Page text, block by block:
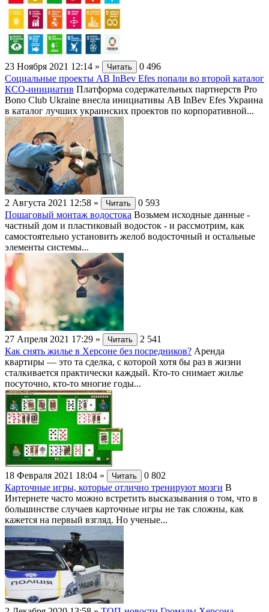
23 Ноября 2021 12:14 » Читать 0 496
Социальные проекты AB InBev Efes попали во второй каталог
КСО-инициатив Платформа содержательных партнерств Pro
Bono Club Ukraine внесла инициативы AB InBev Efes Украина
в каталог лучших украинских проектов по корпоративной...
2 Августа 2021 12:58 » Читать 0 593
Пошаговый монтаж водостока Возьмем исходные данные -
частный дом и пластиковый водосток - и рассмотрим, как
самостоятельно установить желоб водосточный и остальные
элементы системы...
27 Апреля 2021 17:29 » Читать 2 541
Как снять жилье в Херсоне без посредников? Аренда
квартиры — это та сделка, с которой хотя бы раз в жизни
сталкивается практически каждый. Кто-то снимает жилье
посуточно, кто-то многие годы...
18 Февраля 2021 18:04 » Читать 0 802
Карточные игры, которые отлично тренируют мозги В
Интернете часто можно встретить высказывания о том, что в
большинстве случаев карточные игры не так сложны, как
кажется на первый взгляд. Но ученые...